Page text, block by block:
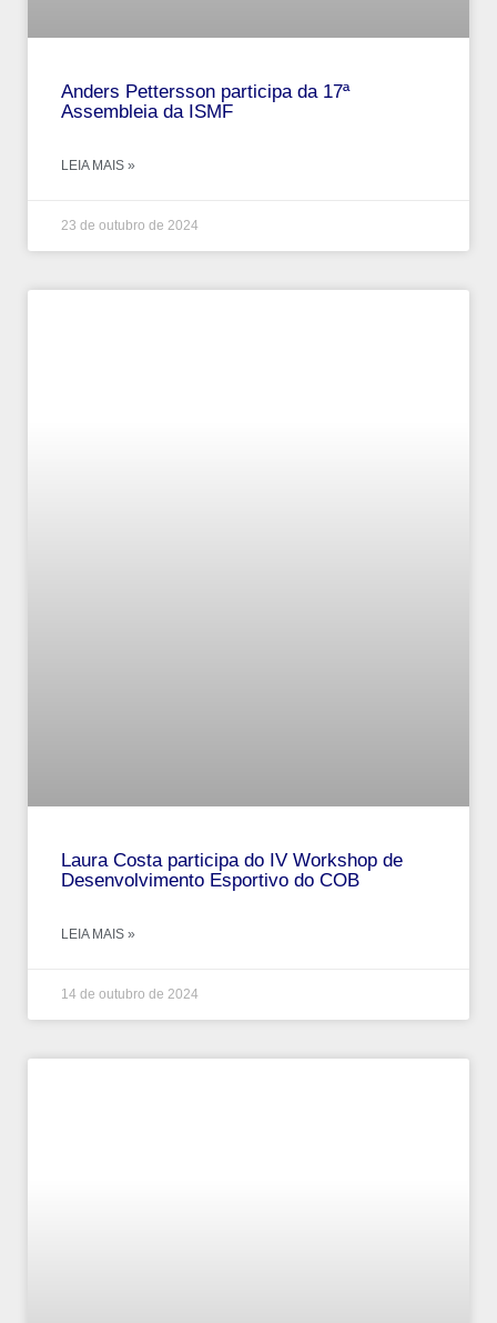
Anders Pettersson participa da 17ª
Assembleia da ISMF
LEIA MAIS »
23 de outubro de 2024
Laura Costa participa do IV Workshop de
Desenvolvimento Esportivo do COB
LEIA MAIS »
14 de outubro de 2024